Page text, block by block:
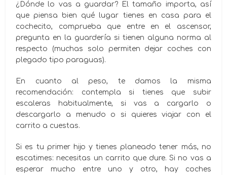
¿Dónde lo vas a guardar? El tamaño importa, así
que piensa bien qué lugar tienes en casa para el
cochecito, comprueba que entre en el ascensor,
pregunta en la guardería si tienen alguna norma al
respecto (muchas solo permiten dejar coches con
plegado tipo paraguas).
En cuanto al peso, te damos la misma
recomendación: contempla si tienes que subir
escaleras habitualmente, si vas a cargarlo o
descargarlo a menudo o si quieres viajar con el
carrito a cuestas.
Si es tu primer hijo y tienes planeado tener más, no
escatimes: necesitas un carrito que dure. Si no vas a
esperar mucho entre uno y otro, hay coches